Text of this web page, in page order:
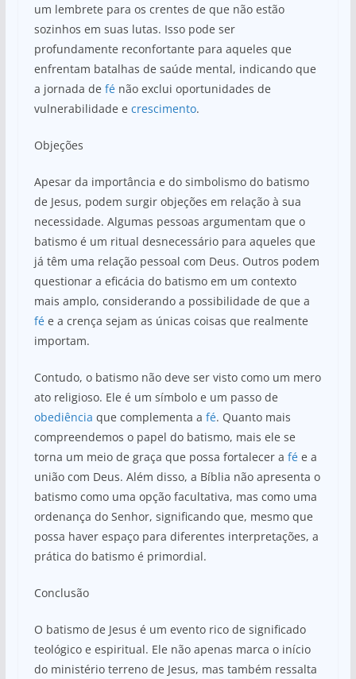
um lembrete para os crentes de que não estão
sozinhos em suas lutas. Isso pode ser
profundamente reconfortante para aqueles que
enfrentam batalhas de saúde mental, indicando que
a jornada de fénão exclui oportunidades de
vulnerabilidade e crescimento.
Objeções
Apesar da importância e do simbolismo do batismo
de Jesus, podem surgir objeções em relação à sua
necessidade. Algumas pessoas argumentam que o
batismo é um ritual desnecessário para aqueles que
já têm uma relação pessoal com Deus. Outros podem
questionar a eficácia do batismo em um contexto
mais amplo, considerando a possibilidade de que a
fée a crença sejam as únicas coisas que realmente
importam.
Contudo, o batismo não deve ser visto como um mero
ato religioso. Ele é um símbolo e um passo de
obediência que complementa a fé. Quanto mais
compreendemos o papel do batismo, mais ele se
torna um meio de graça que possa fortalecer a fée a
união com Deus. Além disso, a Bíblia não apresenta o
batismo como uma opção facultativa, mas como uma
ordenança do Senhor, significando que, mesmo que
possa haver espaço para diferentes interpretações, a
prática do batismo é primordial.
Conclusão
O batismo de Jesus é um evento rico de significado
teológico e espiritual. Ele não apenas marca o início
do ministério terreno de Jesus, mas também ressalta